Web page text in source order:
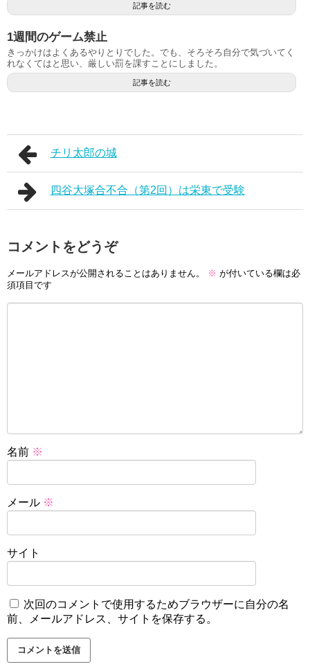
記事を読む
1週間のゲーム禁止
きっかけはよくあるやりとりでした。でも、そろそろ自分で気づいてく
れなくてはと思い、厳しい罰を課すことにしました。
記事を読む
チリ太郎の城
四谷大塚合不合（第2回）は栄東で受験
コメントをどうぞ
メールアドレスが公開されることはありません。 ※ が付いている欄は必
須項目です
名前 ※
メール ※
サイト
次回のコメントで使用するためブラウザーに自分の名
前、メールアドレス、サイトを保存する。